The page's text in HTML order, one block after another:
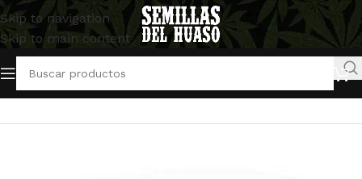
Skip to navigation
Skip to main content
Inicio/Artículos Indoor/Abonos y Fertilizantes